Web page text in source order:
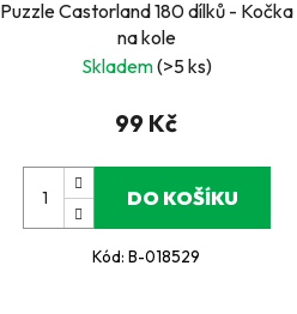
Puzzle Castorland 180 dílků - Kočka
na kole
Skladem(>5 ks)
99 Kč
DO KOŠÍKU
Kód:B-018529